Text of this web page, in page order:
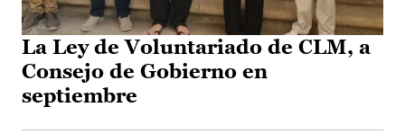
La Ley de Voluntariado de CLM, a
Consejo de Gobierno en
septiembre